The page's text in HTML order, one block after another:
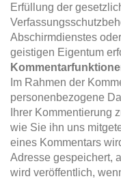
Erfüllung der
Abschirmdienstes
geistigen Eigentum
Im Rahmen der
personenbezogene
Ihrer Kommentierung
wie Sie ihn uns
eines Kommentars
Adresse gespeichert,
wird veröffentlich,